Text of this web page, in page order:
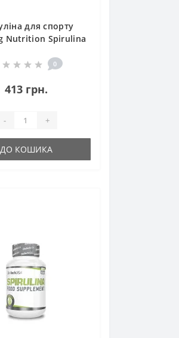
для спорту
Nutrition Spirulina
Pure
0
413 грн.
- +
ДО КОШИКА